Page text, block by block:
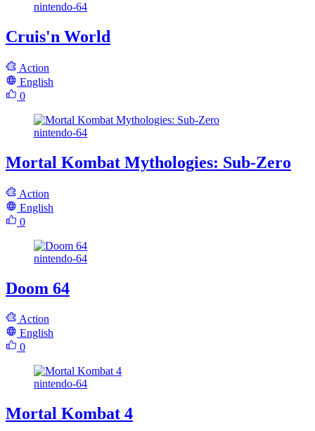
nintendo-64
Cruis'n World
Action
English
0
nintendo-64
Mortal Kombat Mythologies: Sub-Zero
Action
English
0
nintendo-64
Doom 64
Action
English
0
nintendo-64
Mortal Kombat 4